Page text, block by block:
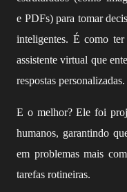
e PDFs) para tomar
inteligentes. É como ter
assistente virtual que
respostas personalizadas.
E o melhor? Ele foi
humanos, garantindo
em problemas mais
tarefas rotineiras.